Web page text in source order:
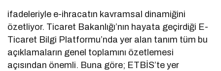
ifadeleriyle e-ihracatın kavramsal dinamiğini
özetliyor. Ticaret Bakanlığı’nın hayata geçirdiği E-
Ticaret Bilgi Platformu’nda yer alan tanım tüm bu
açıklamaların genel toplamını özetlemesi
açısından önemli. Buna göre; ETBİS’te yer